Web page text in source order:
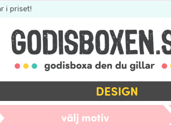
i priset!
DESIGN
välj motiv